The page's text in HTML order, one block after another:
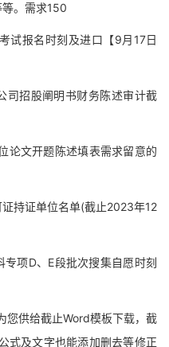
。需求150
报名时刻及进口【9月17日
招股阐明书财务陈述审计截
文开题陈述填表需求留意的
持证单位名单(截止2023年12
项D、E段批次搜集自愿时刻
供给截止Word模板下载，截
式及文字也能添加删去等修正